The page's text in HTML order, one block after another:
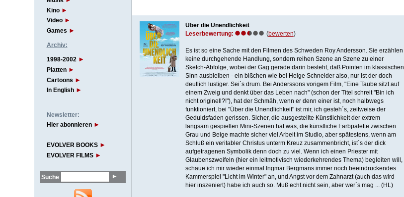
Kino
Video
Games
Archiv:
1998-2002
Platten
Cartoons
In English
Newsletter:
Hier abonnieren
EVOLVER BOOKS
EVOLVER FILMS
Suche
Über die Unendlichkeit
Leserbewertung: (bewerten)
Es ist so eine Sache mit den Filmen des Schweden Roy Andersson. Sie erzählen
keine durchgehende Handlung, sondern reihen Szene an Szene zu einer
Sketch-Abfolge, wobei der Gag gerade darin besteht, daß Pointen im klassischen
Sinn ausbleiben - ein bißchen wie bei Helge Schneider also, nur ist der doch
deutlich lustiger. Sei´s drum. Bei Anderssons vorigem Film, "Eine Taube sitzt auf
einem Zweig und denkt über das Leben nach" (schon der Titel schreit "Bin ich
nicht originell?!"), hat der Schmäh, wenn er denn einer ist, noch halbwegs
funktioniert, bei "Über die Unendlichkeit" ist mir, ich gesteh´s, zeitweise der
Geduldsfaden gerissen. Sicher, die ausgestellte Künstlichkeit der extrem
langsam gespielten Mini-Szenen hat was, die künstliche Farbpalette zwischen
Grau und Beige machte sicher viel Arbeit im Studio, aber spätestens, wenn am
Schluß ein veritabler Christus unterm Kreuz zusammenbricht, ist´s der dick
aufgetragenen Symbolik denn doch zu viel. Wenn ich einen Priester mit
Glaubenszweifeln (hier ein leitmotivisch wiederkehrendes Thema) begleiten will,
schaue ich mir wieder einmal Ingmar Bergmans immer noch beeindruckendes
Kammerspiel "Licht im Winter" an, und Angst vor dem Zahnarzt (auch das wird
hier inszeniert) habe ich auch so. Muß echt nicht sein, aber wer´s mag ... (HL)